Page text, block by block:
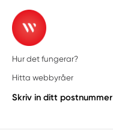
Hur det fungerar?
Hitta webbyråer
Skriv in ditt postnummer